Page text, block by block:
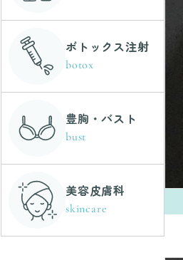
ボトックス注射
botox
豊胸・バスト
bust
美容皮膚科
skincare